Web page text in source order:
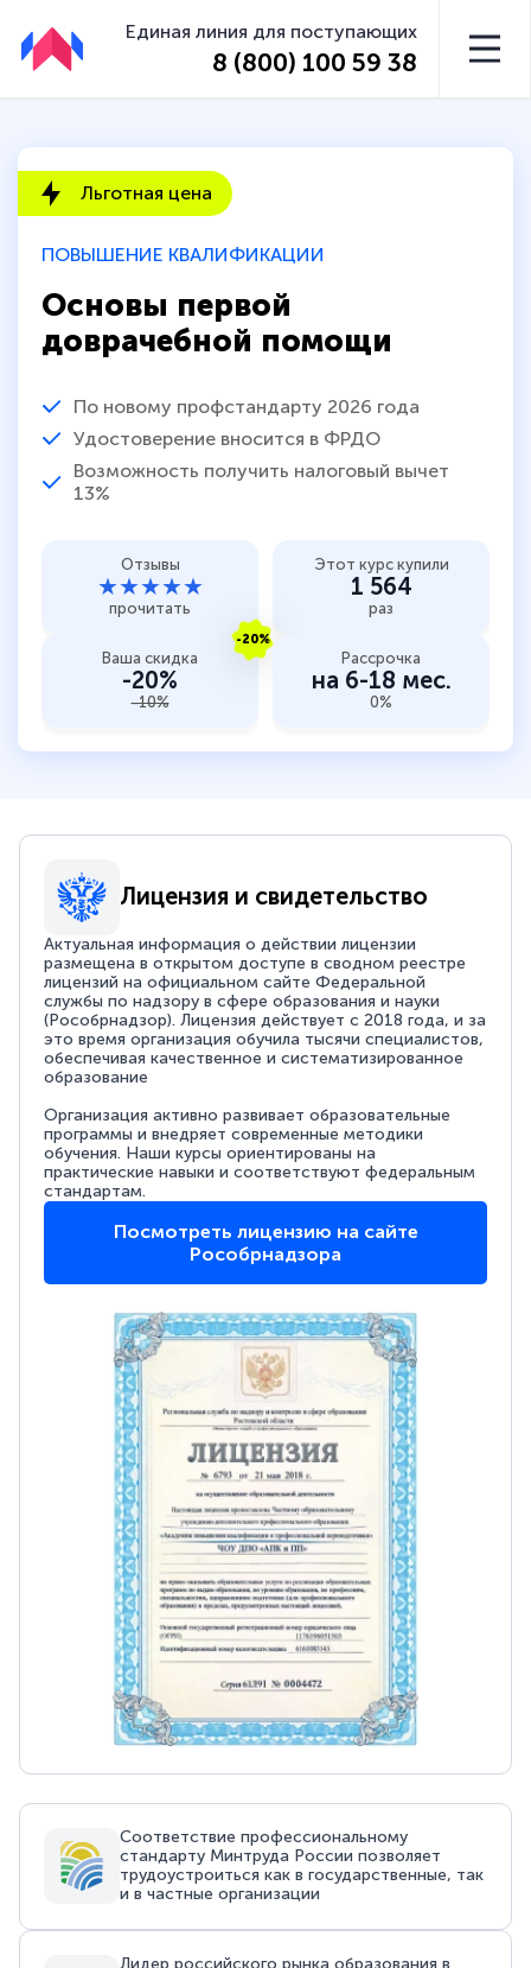
Единая линия для поступающих
8 (800) 100 59 38
ПОВЫШЕНИЕ КВАЛИФИКАЦИИ
Основы первой
доврачебной помощи
По новому профстандарту 2026 года
Удостоверение вносится в ФРДО
Возможность получить налоговый вычет
13%
Льготная цена
Отзывы
★★★★★
прочитать
Этот курс купили
1 564
раз
-20%
Ваша скидка
-20%
-10%
Рассрочка
на 6-18 мес.
0%
Лицензия и свидетельство
Актуальная информация о действии лицензии
размещена в открытом доступе в сводном реестре
лицензий на официальном сайте Федеральной
службы по надзору в сфере образования и науки
(Рособрнадзор). Лицензия действует с 2018 года, и за
это время организация обучила тысячи специалистов,
обеспечивая качественное и систематизированное
образование
Организация активно развивает образовательные
программы и внедряет современные методики
обучения. Наши курсы ориентированы на
практические навыки и соответствуют федеральным
стандартам.
Посмотреть лицензию на сайте
Рособрнадзора
Соответствие профессиональному
стандарту Минтруда России позволяет
трудоустроиться как в государственные, так
и в частные организации
Лидер российского рынка образования в